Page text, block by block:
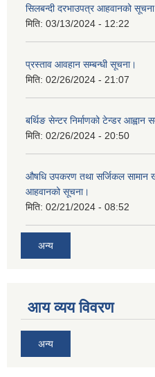
सिलबन्दी दरभाउपत्र आहवानको
मिति: 03/13/2024 - 12:22
प्रस्ताव आवहान सम्बन्धी सूचना।
मिति: 02/26/2024 - 21:07
बर्थिङ सेन्टर निर्माणको टेन्डर आह्वान
मिति: 02/26/2024 - 20:50
औषधि उपकरण तथा सर्जिकल सामान
आहवानको सूचना।
मिति: 02/21/2024 - 08:52
अन्य
आय व्यय विवरण
अन्य